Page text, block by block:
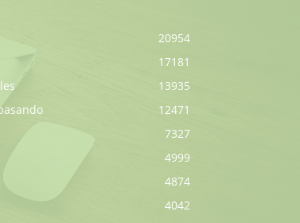
20954
17181
13935
12471
7327
4999
4874
4042